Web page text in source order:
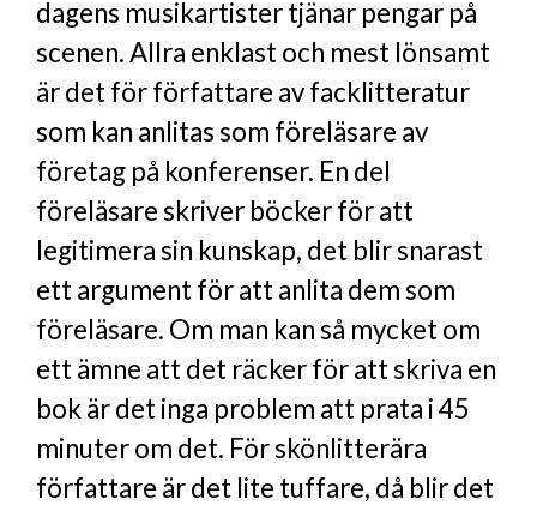
dagens musikartister tjänar pengar på
scenen. Allra enklast och mest lönsamt
är det för författare av facklitteratur
som kan anlitas som föreläsare av
företag på konferenser. En del
föreläsare skriver böcker för att
legitimera sin kunskap, det blir snarast
ett argument för att anlita dem som
föreläsare. Om man kan så mycket om
ett ämne att det räcker för att skriva en
bok är det inga problem att prata i 45
minuter om det. För skönlitterära
författare är det lite tuffare, då blir det